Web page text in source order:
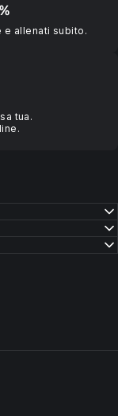
e allenati subito.
tua.